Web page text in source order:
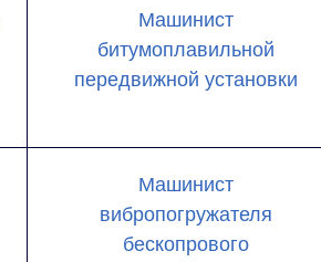
Машинист
битумоплавильной
передвижной установки
Машинист
вибропогружателя
бескопрового